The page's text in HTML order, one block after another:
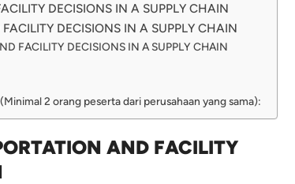
DECISIONS IN A SUPPLY CHAIN
DECISIONS IN A SUPPLY CHAIN
FACILITY DECISIONS IN A SUPPLY CHAIN
2 orang peserta dari perusahaan yang sama):
AND FACILITY